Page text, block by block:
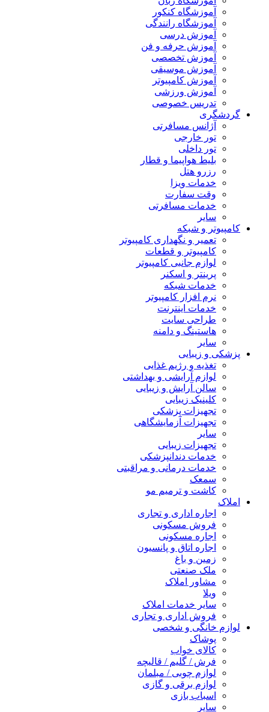
آموزشگاه کنکور
آموزشگاه رانندگی
آموزش درسی
آموزش حرفه و فن
آموزش تخصصی
آموزش موسیقی
آموزش کامپیوتر
آموزش ورزشی
تدریس خصوصی
گردشگری
آژانس مسافرتی
تور خارجی
تور داخلی
بلیط هواپیما و قطار
رزرو هتل
خدمات ویزا
وقت سفارت
خدمات مسافرتی
سایر
کامپیوتر و شبکه
تعمیر و نگهداری کامپیوتر
کامپیوتر و قطعات
لوازم جانبی کامپیوتر
پرینتر و اسکنر
خدمات شبکه
نرم افزار کامپیوتر
خدمات اینترنت
طراحی سایت
هاستینگ و دامنه
سایر
پزشکی و زیبایی
تغذیه و رژیم غذایی
لوازم آرایشی و بهداشتی
سالن آرایش و زیبایی
کلینیک زیبایی
تجهیزات پزشکی
تجهیزات آزمایشگاهی
سایر
تجهیزات زیبایی
خدمات دندانپزشکی
خدمات درمانی و مراقبتی
سمعک
کاشت و ترمیم مو
املاک
اجاره اداری و تجاری
فروش مسکونی
اجاره مسکونی
اجاره اتاق و پانسیون
زمین و باغ
ملک صنعتی
مشاور املاک
ویلا
سایر خدمات املاک
فروش اداری و تجاری
لوازم خانگی و شخصی
پوشاک
کالای خواب
فرش / گلیم / قالیچه
لوازم چوبی / مبلمان
لوازم برقی و گازی
اسباب بازی
سایر